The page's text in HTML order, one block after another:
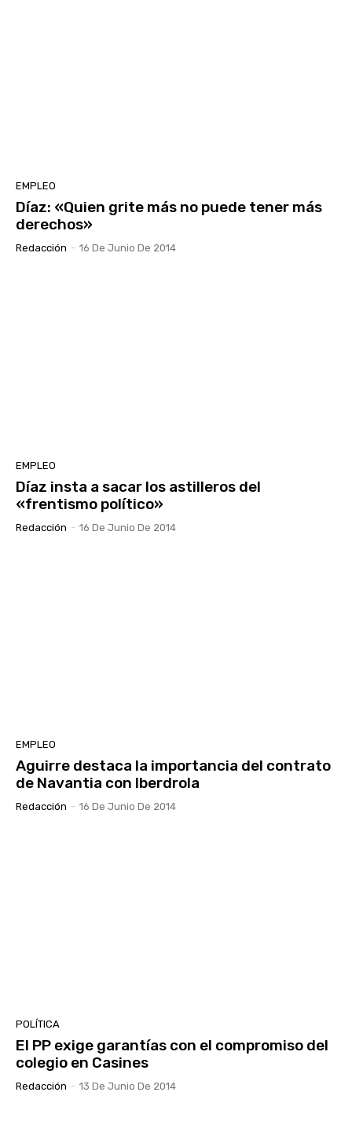
EMPLEO
Díaz: «Quien grite más no puede tener más
derechos»
Redacción - 16 De Junio De 2014
EMPLEO
Díaz insta a sacar los astilleros del
«frentismo político»
Redacción - 16 De Junio De 2014
EMPLEO
Aguirre destaca la importancia del contrato
de Navantia con Iberdrola
Redacción - 16 De Junio De 2014
POLÍTICA
El PP exige garantías con el compromiso del
colegio en Casines
Redacción - 13 De Junio De 2014